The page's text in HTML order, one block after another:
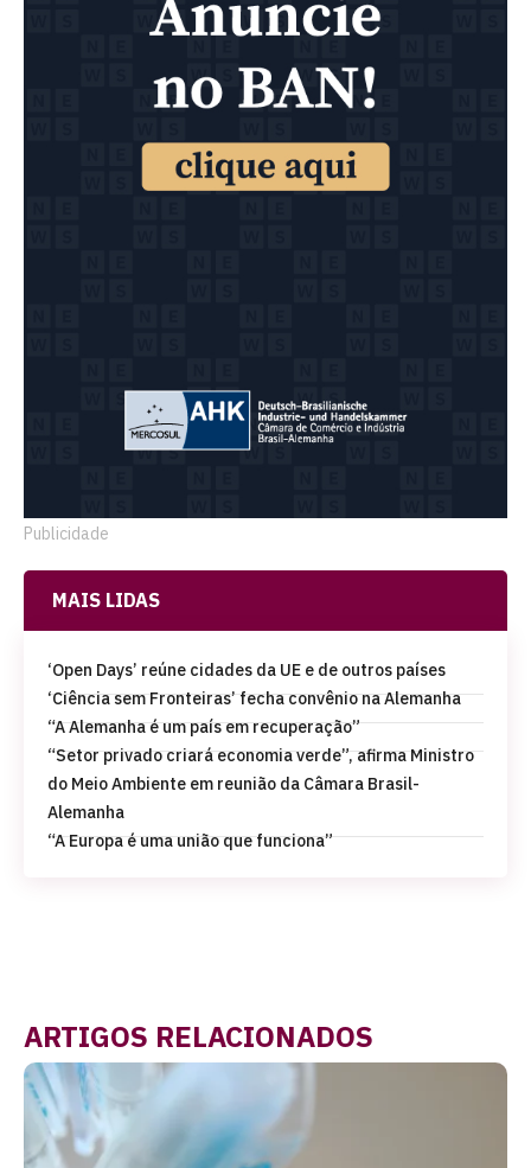
Publicidade
MAIS LIDAS
‘Open Days’ reúne cidades da UE e de outros países
‘Ciência sem Fronteiras’ fecha convênio na Alemanha
“A Alemanha é um país em recuperação”
“Setor privado criará economia verde”, afirma Ministro
do Meio Ambiente em reunião da Câmara Brasil-
Alemanha
“A Europa é uma união que funciona”
ARTIGOS RELACIONADOS